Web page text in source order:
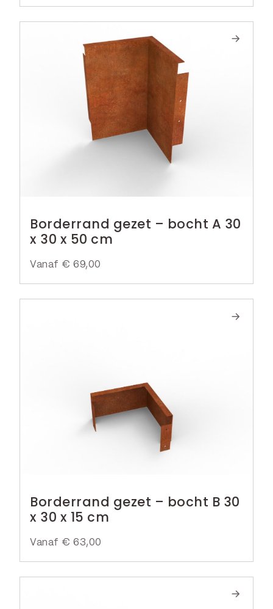
Borderrand gezet – bocht A 30
x 30 x 50 cm
Vanaf € 69,00
Borderrand gezet – bocht B 30
x 30 x 15 cm
Vanaf € 63,00